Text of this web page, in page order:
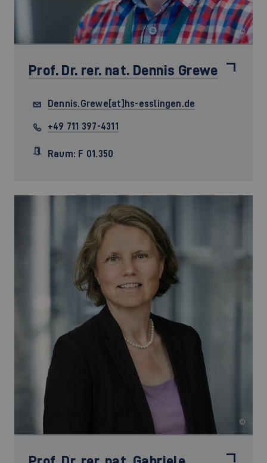
©
Prof. Dr. rer. nat. Dennis Grewe
Dennis.Grewe[at]hs-esslingen.de
+49 711 397-4311
Raum: F 01.350
©